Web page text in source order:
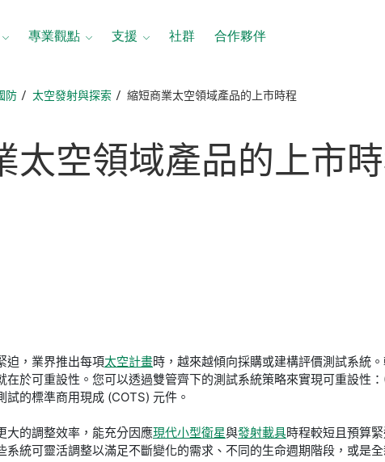
專業觀點 支援 社群 合作夥伴
防 太空發射與探索 縮短商業太空領域產品的上市時程
太空領域產品的上市
迫，業界推出每項太空計畫時，越來越傾向採購或建構評價測試系統
在於可重設性。您可以透過雙管齊下的測試系統策略來實現可重設性
試的標準商用現成 (COTS) 元件。
大的調整效率，能充分因應現代小型衛星與發射載具時程較短且預算
系統可靈活調整以滿足不斷變化的需求、不同的生命週期階段，或是全